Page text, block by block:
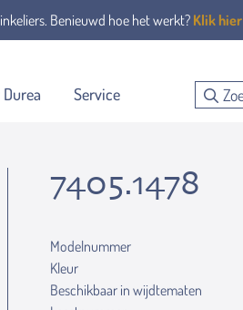
Benieuwd hoe het werkt?Klik hier
Durea Service
7405.1478
Modelnummer
Kleur
Beschikbaar in wijdtematen